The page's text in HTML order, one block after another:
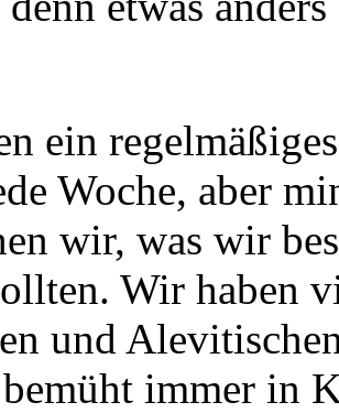
ein
Woche, aber
wir, was wir
Wir haben
und
immer in